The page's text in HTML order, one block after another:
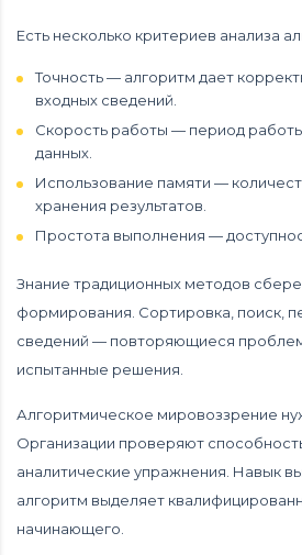
Есть несколько критериев анализа
Точность — алгоритм дает
входных сведений.
Скорость работы — период
данных.
Использование памяти —
хранения результатов.
Простота выполнения —
Знание традиционных методов
формирования. Сортировка, поиск,
сведений — повторяющиеся
испытанные решения.
Алгоритмическое мировоззрение
Организации проверяют
аналитические упражнения. Навык
алгоритм выделяет
начинающего.